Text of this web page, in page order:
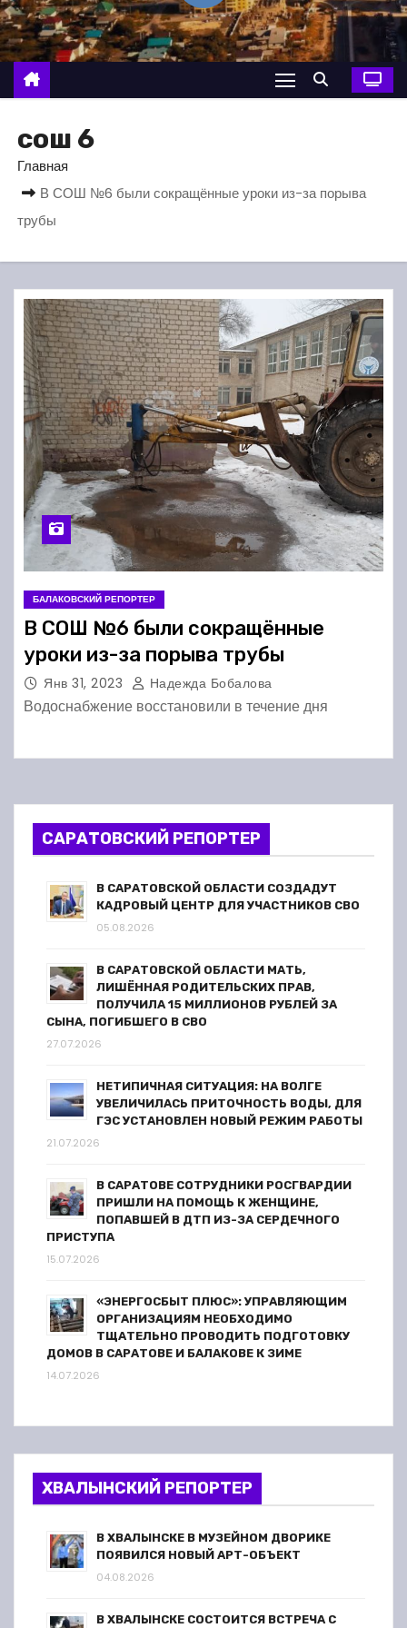
о
м
у
сош 6
Главная
В СОШ №6 были сокращённые уроки из-за порыва
трубы
БАЛАКОВСКИЙ РЕПОРТЕР
В СОШ №6 были сокращённые
уроки из-за порыва трубы
Янв 31, 2023 Надежда Бобалова
Водоснабжение восстановили в течение дня
САРАТОВСКИЙ РЕПОРТЕР
В САРАТОВСКОЙ ОБЛАСТИ СОЗДАДУТ
КАДРОВЫЙ ЦЕНТР ДЛЯ УЧАСТНИКОВ СВО
05.08.2026
В САРАТОВСКОЙ ОБЛАСТИ МАТЬ,
ЛИШЁННАЯ РОДИТЕЛЬСКИХ ПРАВ,
ПОЛУЧИЛА 15 МИЛЛИОНОВ РУБЛЕЙ ЗА
СЫНА, ПОГИБШЕГО В СВО
27.07.2026
НЕТИПИЧНАЯ СИТУАЦИЯ: НА ВОЛГЕ
УВЕЛИЧИЛАСЬ ПРИТОЧНОСТЬ ВОДЫ, ДЛЯ
ГЭС УСТАНОВЛЕН НОВЫЙ РЕЖИМ РАБОТЫ
21.07.2026
В САРАТОВЕ СОТРУДНИКИ РОСГВАРДИИ
ПРИШЛИ НА ПОМОЩЬ К ЖЕНЩИНЕ,
ПОПАВШЕЙ В ДТП ИЗ-ЗА СЕРДЕЧНОГО
ПРИСТУПА
15.07.2026
«ЭНЕРГОСБЫТ ПЛЮС»: УПРАВЛЯЮЩИМ
ОРГАНИЗАЦИЯМ НЕОБХОДИМО
ТЩАТЕЛЬНО ПРОВОДИТЬ ПОДГОТОВКУ
ДОМОВ В САРАТОВЕ И БАЛАКОВЕ К ЗИМЕ
14.07.2026
ХВАЛЫНСКИЙ РЕПОРТЕР
В ХВАЛЫНСКЕ В МУЗЕЙНОМ ДВОРИКЕ
ПОЯВИЛСЯ НОВЫЙ АРТ-ОБЪЕКТ
04.08.2026
В ХВАЛЫНСКЕ СОСТОИТСЯ ВСТРЕЧА С